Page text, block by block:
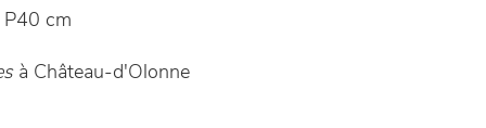
cm
à Château-d'Olonne